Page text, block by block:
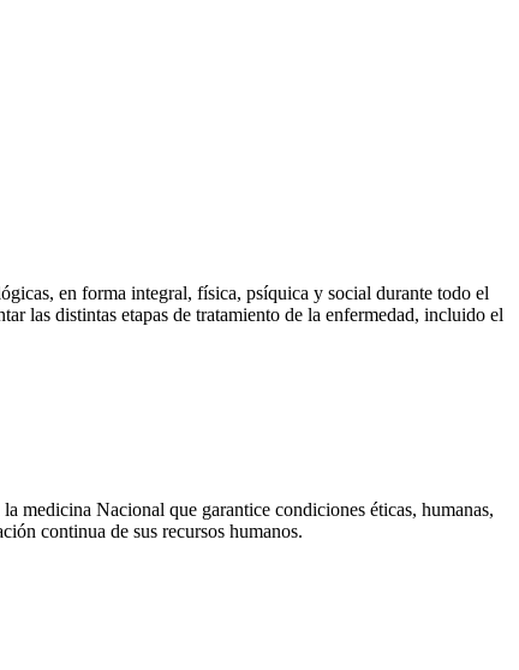
en forma integral, física, psíquica y social durante todo el
las distintas etapas de tratamiento de la enfermedad, incluido el
medicina Nacional que garantice condiciones éticas, humanas,
continua de sus recursos humanos.